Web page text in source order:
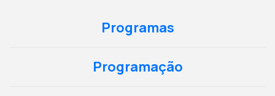
Programas
Programação